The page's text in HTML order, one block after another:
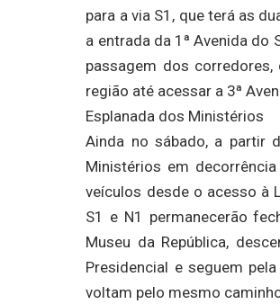
para a via S1, que terá as
a entrada da 1ª Avenida do
passagem dos
região até acessar a 3ª
Esplanada dos Ministérios
Ainda no sábado, a partir
Ministérios em
veículos desde o acesso à
S1 e N1 permanecerão
Museu da República,
Presidencial e seguem
voltam pelo mesmo